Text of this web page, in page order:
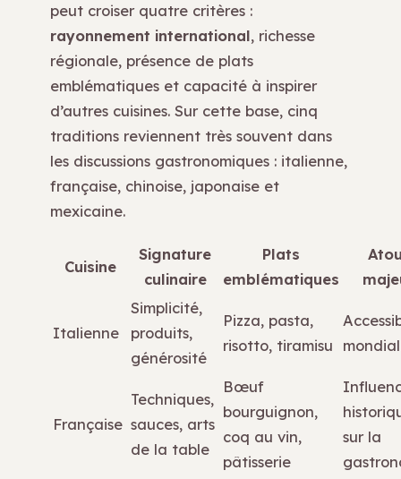
peut croiser quatre critères :
rayonnement international, richesse
régionale, présence de plats
emblématiques et capacité à inspirer
d’autres cuisines. Sur cette base, cinq
traditions reviennent très souvent dans
les discussions gastronomiques : italienne,
française, chinoise, japonaise et
mexicaine.
Cuisine
Signature
culinaire
Plats
emblématiques
Italienne
Simplicité,
produits,
générosité
Pizza, pasta,
risotto, tiramisu
Française
Techniques,
sauces, arts
de la table
Bœuf
bourguignon,
coq au vin,
pâtisserie
sur la